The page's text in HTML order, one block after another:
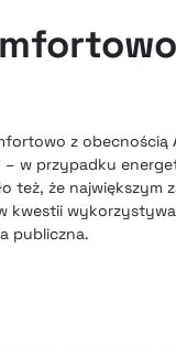
z obecnością
w przypadku
też, że największym
publiczna.